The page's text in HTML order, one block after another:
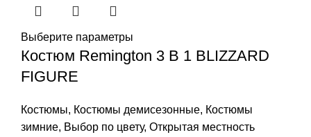
Выберите параметры
Костюм Remington 3 В 1 BLIZZARD
FIGURE
Костюмы, Костюмы демисезонные, Костюмы
зимние, Выбор по цвету, Открытая местность